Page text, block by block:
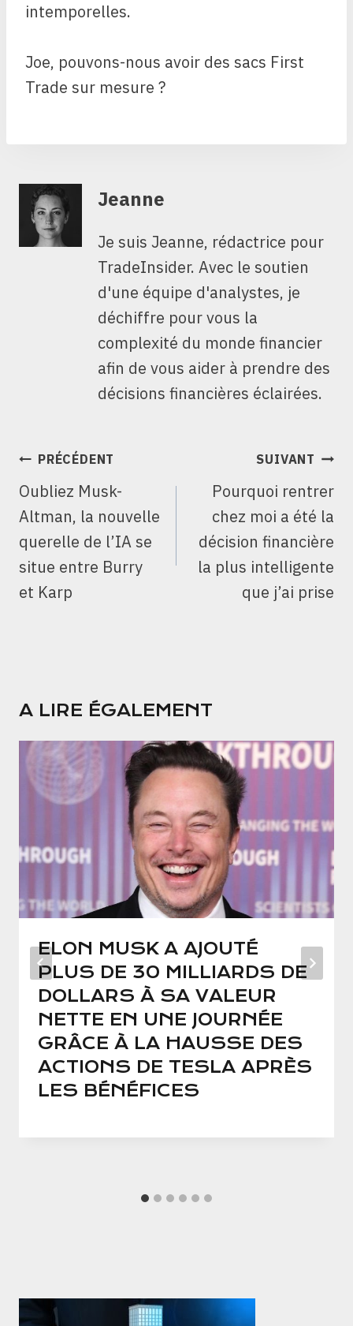
intemporelles.
Joe, pouvons-nous avoir des sacs First
Trade sur mesure ?
Jeanne
Je suis Jeanne, rédactrice pour
TradeInsider. Avec le soutien
d'une équipe d'analystes, je
déchiffre pour vous la
complexité du monde financier
afin de vous aider à prendre des
décisions financières éclairées.
NAVIGATION
L’ARTICLE
PRÉCÉDENT
Oubliez Musk-
Altman, la nouvelle
querelle de l’IA se
situe entre Burry
et Karp
SUIVANT
Pourquoi rentrer
chez moi a été la
décision financière
la plus intelligente
que j’ai prise
A LIRE ÉGALEMENT
ELON MUSK A AJOUTÉ
PLUS DE 30 MILLIARDS DE
DOLLARS À SA VALEUR
NETTE EN UNE JOURNÉE
GRÂCE À LA HAUSSE DES
ACTIONS DE TESLA APRÈS
LES BÉNÉFICES